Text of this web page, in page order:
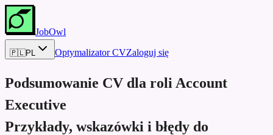
JobOwl
🇵🇱PL Optymalizator CVZaloguj się
Podsumowanie CV dla roli Account
Executive
Przykłady, wskazówki i błędy do